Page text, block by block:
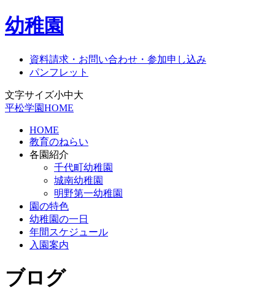
幼稚園
資料請求・お問い合わせ・参加申し込み
パンフレット
文字サイズ小中大
平松学園HOME
HOME
教育のねらい
各園紹介
千代町幼稚園
城南幼稚園
明野第一幼稚園
園の特色
幼稚園の一日
年間スケジュール
入園案内
ブログ